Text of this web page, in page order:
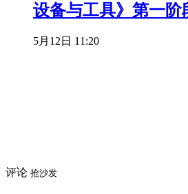
设备与工具》第一阶
5月12日 11:20
评论 抢沙发